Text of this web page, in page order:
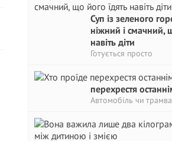
Суп із зеленого
ніжний і смачний,
навіть діти
Готується просто
перехрестя
Автомобіль чи